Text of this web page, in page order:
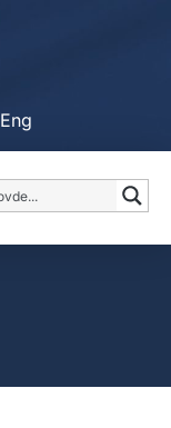
Eng